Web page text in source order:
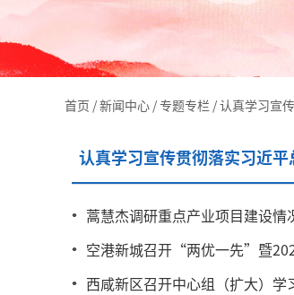
首页 /新闻中心 /专题专栏 /认真学习宣
认真学习宣传贯彻落实习近
蒿慧杰调研重点产业项目建设情
空港新城召开“两优一先”暨
西咸新区召开中心组（扩大）学